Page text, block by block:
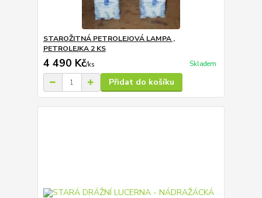
STAROŽITNÁ PETROLEJOVÁ LAMPA ,
PETROLEJKA 2 KS
4 490 Kč/ks Skladem
Přidat do košíku